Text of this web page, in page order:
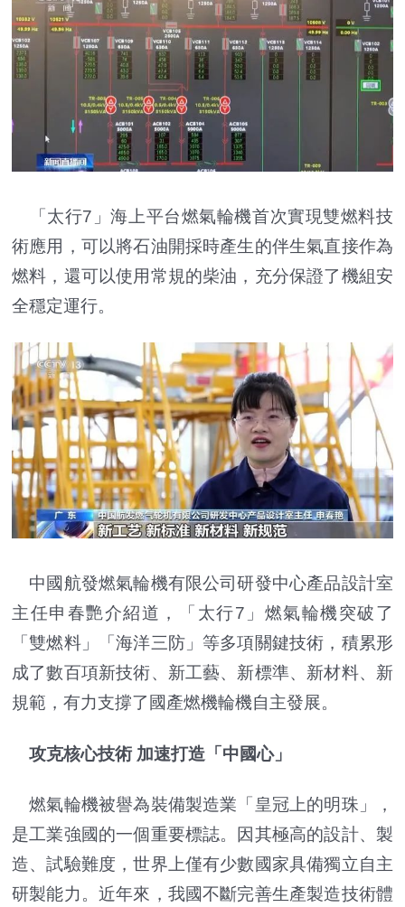
「太行7」海上平台燃氣輪機首次實現雙燃料技
術應用，可以將石油開採時產生的伴生氣直接作為
燃料，還可以使用常規的柴油，充分保證了機組安
全穩定運行。
中國航發燃氣輪機有限公司研發中心產品設計室
主任申春艷介紹道，「太行7」燃氣輪機突破了
「雙燃料」「海洋三防」等多項關鍵技術，積累形
成了數百項新技術、新工藝、新標準、新材料、新
規範，有力支撐了國產燃機輪機自主發展。
攻克核心技術 加速打造「中國心」
燃氣輪機被譽為裝備製造業「皇冠上的明珠」，
是工業強國的一個重要標誌。因其極高的設計、製
造、試驗難度，世界上僅有少數國家具備獨立自主
研製能力。近年來，我國不斷完善生產製造技術體